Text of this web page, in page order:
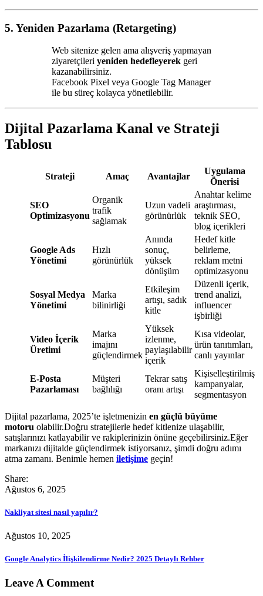
5. Yeniden Pazarlama (Retargeting)
Web sitenize gelen ama alışveriş yapmayan
ziyaretçileri yeniden hedefleyerek geri
kazanabilirsiniz.
Facebook Pixel veya Google Tag Manager
ile bu süreç kolayca yönetilebilir.
Dijital Pazarlama Kanal ve Strateji
Tablosu
Strateji Amaç Avantajlar
Uygulama
Önerisi
SEO
Optimizasyonu
Organik
trafik
sağlamak
Uzun vadeli
görünürlük
Anahtar kelime
araştırması,
teknik SEO,
blog içerikleri
Google Ads
Yönetimi
Hızlı
görünürlük
Anında
sonuç,
yüksek
dönüşüm
Hedef kitle
belirleme,
reklam metni
optimizasyonu
Sosyal Medya
Yönetimi
Marka
bilinirliği
Etkileşim
artışı, sadık
kitle
Düzenli içerik,
trend analizi,
influencer
işbirliği
Video İçerik
Üretimi
Marka
imajını
güçlendirmek
Yüksek
izlenme,
paylaşılabilir
içerik
Kısa videolar,
ürün tanıtımları,
canlı yayınlar
E-Posta
Pazarlaması
Müşteri
bağlılığı
Tekrar satış
oranı artışı
Kişiselleştirilmiş
kampanyalar,
segmentasyon
Dijital pazarlama, 2025’te işletmenizin en güçlü büyüme
motoru olabilir.Doğru stratejilerle hedef kitlenize ulaşabilir,
satışlarınızı katlayabilir ve rakiplerinizin önüne geçebilirsiniz.Eğer
markanızı dijitalde güçlendirmek istiyorsanız, şimdi doğru adımı
atma zamanı. Benimle hemen iletişime geçin!
Share:
Ağustos 6, 2025
Nakliyat sitesi nasıl yapılır?
Ağustos 10, 2025
Google Analytics İlişkilendirme Nedir? 2025 Detaylı Rehber
Leave A Comment